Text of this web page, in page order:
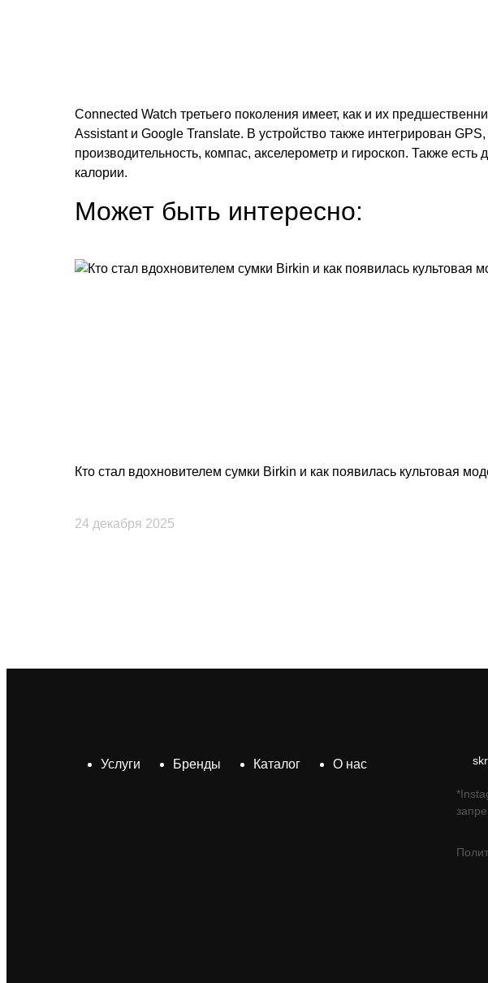
Connected Watch третьего поколения имеет, как и их
Assistant и Google Translate. В устройство также интегрирован
производительность, компас, акселерометр и гироскоп. Также
калории.
Может быть интересно:
Кто стал вдохновителем сумки Birkin и как появилась культовая
24 декабря 2025
Услуги Бренды Каталог О нас